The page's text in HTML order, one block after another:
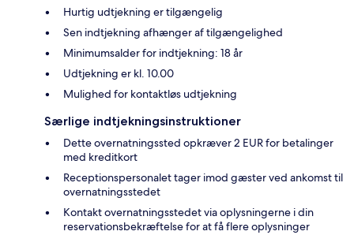
Hurtig udtjekning er tilgængelig
Sen indtjekning afhænger af tilgængelighed
Minimumsalder for indtjekning: 18 år
Udtjekning er kl. 10.00
Mulighed for kontaktløs udtjekning
Særlige indtjekningsinstruktioner
Dette overnatningssted opkræver 2 EUR for betalinger
med kreditkort
Receptionspersonalet tager imod gæster ved ankomst til
overnatningsstedet
Kontakt overnatningsstedet via oplysningerne i din
reservationsbekræftelse for at få flere oplysninger